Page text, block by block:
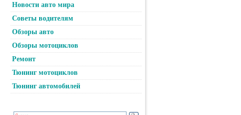
Новости авто мира
Советы водителям
Обзоры авто
Обзоры мотоциклов
Ремонт
Тюнинг мотоциклов
Тюнинг автомобилей